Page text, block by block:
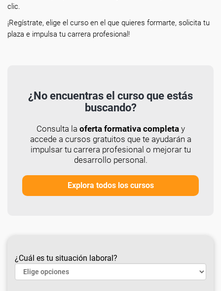
clic.
¡Regístrate, elige el curso en el que quieres formarte, solicita tu
plaza e impulsa tu carrera profesional!
¿No encuentras el curso que estás
buscando?
Consulta la oferta formativa completay
accede a cursos gratuitos que te ayudarán a
impulsar tu carrera profesional o mejorar tu
desarrollo personal.
Explora todos los cursos
¿Cuál es tu situación laboral?